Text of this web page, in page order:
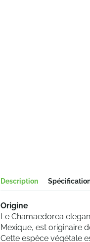
Description
Origine
Le Chamaedorea
Mexique, est originaire
Cette espèce végétale